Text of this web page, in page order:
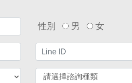
性別 男 女